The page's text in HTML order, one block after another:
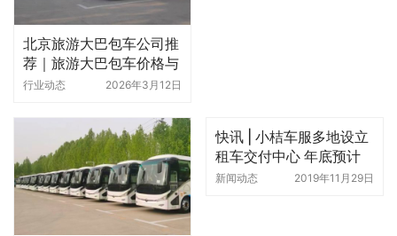
北京旅游大巴包车公司推
荐｜旅游大巴包车价格与
服务解析
行业动态 2026年3月12日
快讯 | 小桔车服多地设立
租车交付中心 年底预计
开到40个城市
新闻动态 2019年11月29日